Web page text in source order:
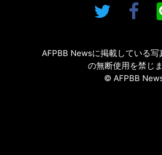
AFPBB Newsに掲載している
の無断使用を禁じま
© AFPBB